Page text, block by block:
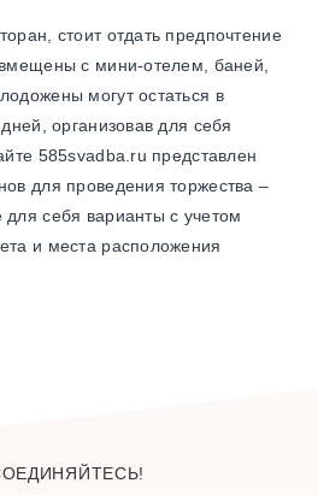
стоит отдать предпочтение
с мини-отелем, баней,
могут остаться в
организовав для себя
585svadba.ru представлен
для проведения торжества –
себя варианты с учетом
и места расположения